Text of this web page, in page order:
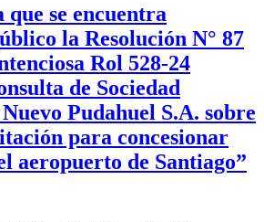
se encuentra
la Resolución N° 87
Rol 528-24
de Sociedad
Pudahuel S.A. sobre
para concesionar
aeropuerto de Santiago”